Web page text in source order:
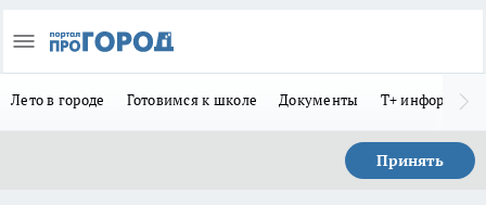
Лето в городе Готовимся к школе Документы Т+
Принять